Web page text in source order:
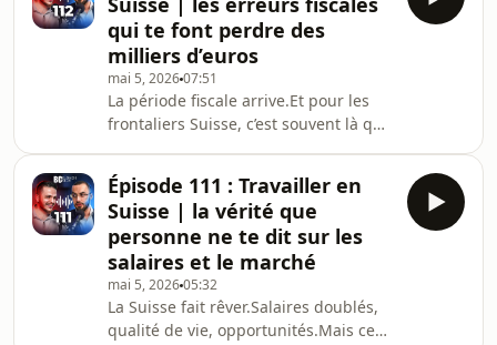
comprendre pourquoi envoyer des
candidatures massivement en Suisse
ne fonctionne pas.On va décortiquer
les 4 vraies raisons :1. Les filtres
ATSPlus de 50% des entreprises
utilisent des logiciels qui trient
automatiquement les CV.–
qui te font perdre des
milliers d’euros
mai 5, 202607:51
La période fiscale arrive.Et pour les
frontaliers Suisse, c’est souvent là que
salarié classique en France, ta
déclaration n’est pas automatique.–
Tu dois tout gérer toi-même– Et la
moindre erreur peut coûter cherDans
cet épisode, tu vas enfin comprendre
comment fonctionne la fiscalité
frontalier :Pourquoi tu dois remplir
les formulaires 2047, 2042 et
Épisode 111 : Travailler en
Suisse | la vérité que
personne ne te dit sur les
salaires et le marché
mai 5, 202605:32
La Suisse fait rêver.Salaires doublés,
qualité de vie, opportunités.Mais ce